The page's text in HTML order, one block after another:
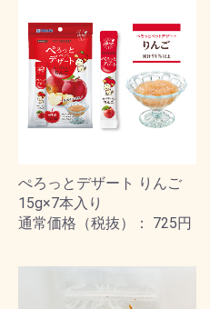
ぺろっとデザート りんご
15g×7本入り
通常価格（税抜）： 725円